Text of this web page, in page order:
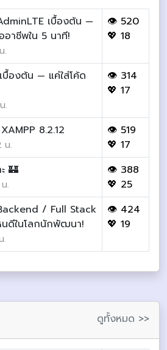
เบื้องต้น —
อาชีพใน 5 นาที!
.
👁 520
💖 18
บื้องต้น — แค่ใส่โค้ด
.
👁 314
💖 17
8.2.12
น.
👁 519
💖 17
🏰
.
👁 388
💖 25
/ Full Stack
นดีในโลกนักพัฒนา!
.
👁 424
💖 19
ดูทั้งหมด >>